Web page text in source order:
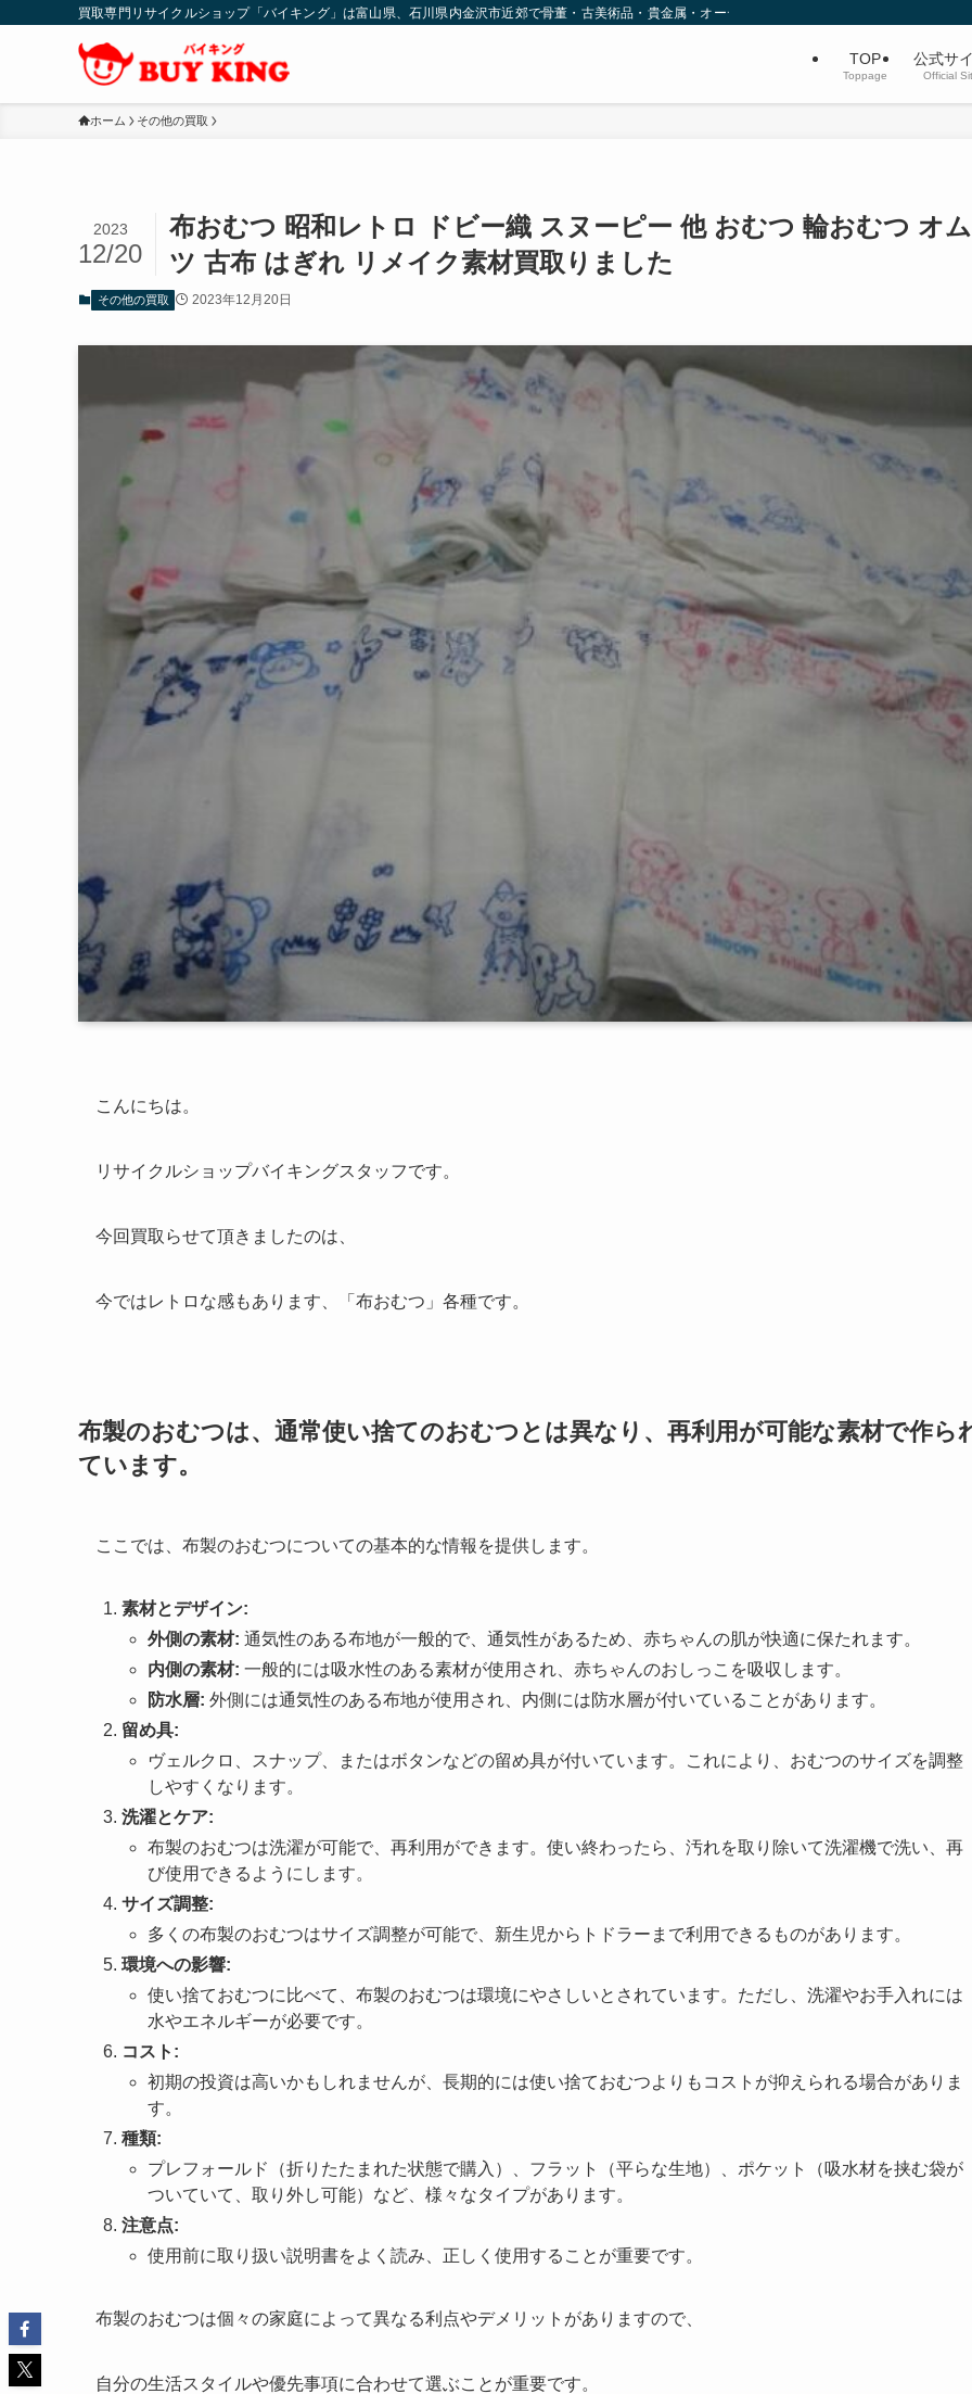
買取専門リサイクルショップ「バイキング」は富山県、石川県内金沢市近郊で骨董・古美術品・貴金属・オーディオなど不用品買取を行っています
TOP
Toppage
公式サ
Official
ホーム その他の買取
布おむつ 昭和レトロ ドビー織 スヌーピー 他 おむつ 輪おむつ オム
ツ 古布 はぎれ リメイク素材買取りました
2023
12/20
その他の買取 2023年12月20日
こんにちは。
リサイクルショップバイキングスタッフです。
今回買取らせて頂きましたのは、
今ではレトロな感もあります、「布おむつ」各種です。
布製のおむつは、通常使い捨てのおむつとは異なり、再利用が可能な素材で作ら
ています。
ここでは、布製のおむつについての基本的な情報を提供します。
素材とデザイン:
外側の素材: 通気性のある布地が一般的で、通気性があるため、赤ちゃんの肌が快適に保たれます。
内側の素材: 一般的には吸水性のある素材が使用され、赤ちゃんのおしっこを吸収します。
防水層: 外側には通気性のある布地が使用され、内側には防水層が付いていることがあります。
留め具:
ヴェルクロ、スナップ、またはボタンなどの留め具が付いています。これにより、おむつのサイズを調整
しやすくなります。
洗濯とケア:
布製のおむつは洗濯が可能で、再利用ができます。使い終わったら、汚れを取り除いて洗濯機で洗い、再
び使用できるようにします。
サイズ調整:
多くの布製のおむつはサイズ調整が可能で、新生児からトドラーまで利用できるものがあります。
環境への影響:
使い捨ておむつに比べて、布製のおむつは環境にやさしいとされています。ただし、洗濯やお手入れには
水やエネルギーが必要です。
コスト:
初期の投資は高いかもしれませんが、長期的には使い捨ておむつよりもコストが抑えられる場合がありま
す。
種類:
プレフォールド（折りたたまれた状態で購入）、フラット（平らな生地）、ポケット（吸水材を挟む袋が
ついていて、取り外し可能）など、様々なタイプがあります。
注意点:
使用前に取り扱い説明書をよく読み、正しく使用することが重要です。
布製のおむつは個々の家庭によって異なる利点やデメリットがありますので、
自分の生活スタイルや優先事項に合わせて選ぶことが重要です。